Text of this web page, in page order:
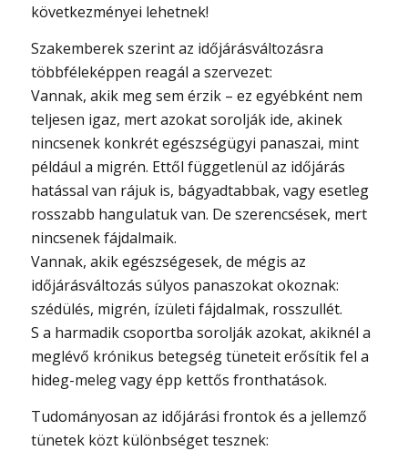
következményei lehetnek!
Szakemberek szerint az időjárásváltozásra
többféleképpen reagál a szervezet:
Vannak, akik meg sem érzik – ez egyébként nem
teljesen igaz, mert azokat sorolják ide, akinek
nincsenek konkrét egészségügyi panaszai, mint
például a migrén. Ettől függetlenül az időjárás
hatással van rájuk is, bágyadtabbak, vagy esetleg
rosszabb hangulatuk van. De szerencsések, mert
nincsenek fájdalmaik.
Vannak, akik egészségesek, de mégis az
időjárásváltozás súlyos panaszokat okoznak:
szédülés, migrén, ízületi fájdalmak, rosszullét.
S a harmadik csoportba sorolják azokat, akiknél a
meglévő krónikus betegség tüneteit erősítik fel a
hideg-meleg vagy épp kettős fronthatások.
Tudományosan az időjárási frontok és a jellemző
tünetek közt különbséget tesznek: